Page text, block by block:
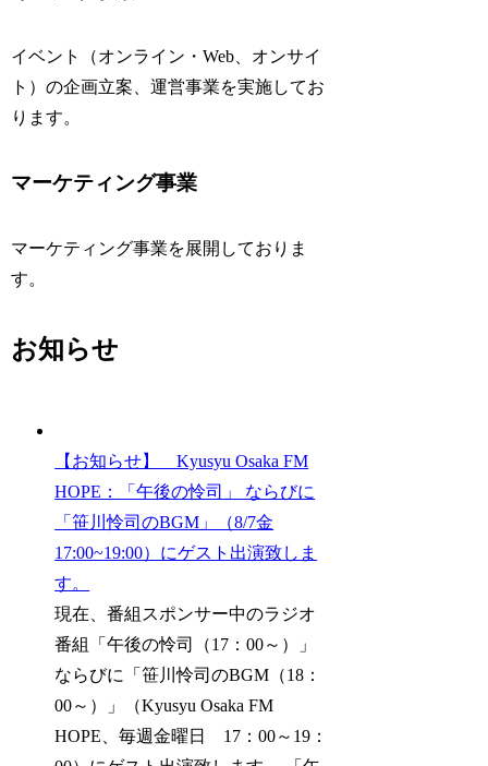
イベント（オンライン・Web、オンサイ
ト）の企画立案、運営事業を実施してお
ります。
マーケティング事業
マーケティング事業を展開しておりま
す。
お知らせ
【お知らせ】 Kyusyu Osaka FM
HOPE：「午後の怜司」 ならびに
「笹川怜司のBGM」（8/7金
17:00~19:00）にゲスト出演致しま
す。
現在、番組スポンサー中のラジオ
番組「午後の怜司（17：00～）」
ならびに「笹川怜司のBGM（18：
00～）」（Kyusyu Osaka FM
HOPE、毎週金曜日 17：00～19：